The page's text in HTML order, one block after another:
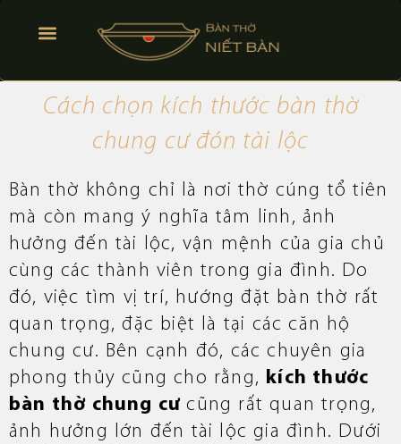
Cách chọn kích thước bàn thờ
chung cư đón tài lộc
Bàn thờ không chỉ là nơi thờ cúng tổ tiên
mà còn mang ý nghĩa tâm linh, ảnh
hưởng đến tài lộc, vận mệnh của gia chủ
cùng các thành viên trong gia đình. Do
đó, việc tìm vị trí, hướng đặt bàn thờ rất
quan trọng, đặc biệt là tại các căn hộ
chung cư. Bên cạnh đó, các chuyên gia
phong thủy cũng cho rằng, kích thước
bàn thờ chung cưcũng rất quan trọng,
ảnh hưởng lớn đến tài lộc gia đình. Dưới